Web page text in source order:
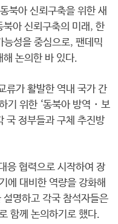
북아 신뢰구축을 위한 새
아 신뢰구축의 미래, 한
성을 중심으로, 팬데믹
해 논의한 바 있다.
류가 활발한 역내 국가 간
기 위한 ‘동북아 방역・보
국 정부들과 구체 추진방
응 협력으로 시작하여 장
에 대비한 역량을 강화해
명하고 각국 참석자들은
함께 논의하기로 했다.